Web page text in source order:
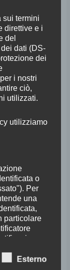
l’Auditorium del
Roma, e nelle più
Nacional de
sua storia artistica
fra tutti Luciano
Martha Argerich,
Whun Chung,
barocca arriva
sempre riservato
larga parte del
letteratura meno
e verificando
grandi capolavori
internazionale,
Brahms, parte del
per Rossini, e
Rava, Ryuichi
sui termini
direttive e i
del
dati (DS-
dei
i nostri
ciò,
utilizzati.
utilizziamo
o
Per
una
particolare
o uno
Esterno